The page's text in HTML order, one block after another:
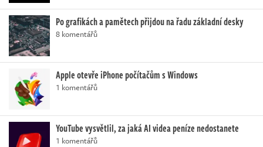
Po grafikách a pamětech přijdou na řadu základní desky
8 komentářů
Apple otevře iPhone počítačům s Windows
1 komentářů
YouTube vysvětlil, za jaká AI videa peníze nedostanete
1 komentářů